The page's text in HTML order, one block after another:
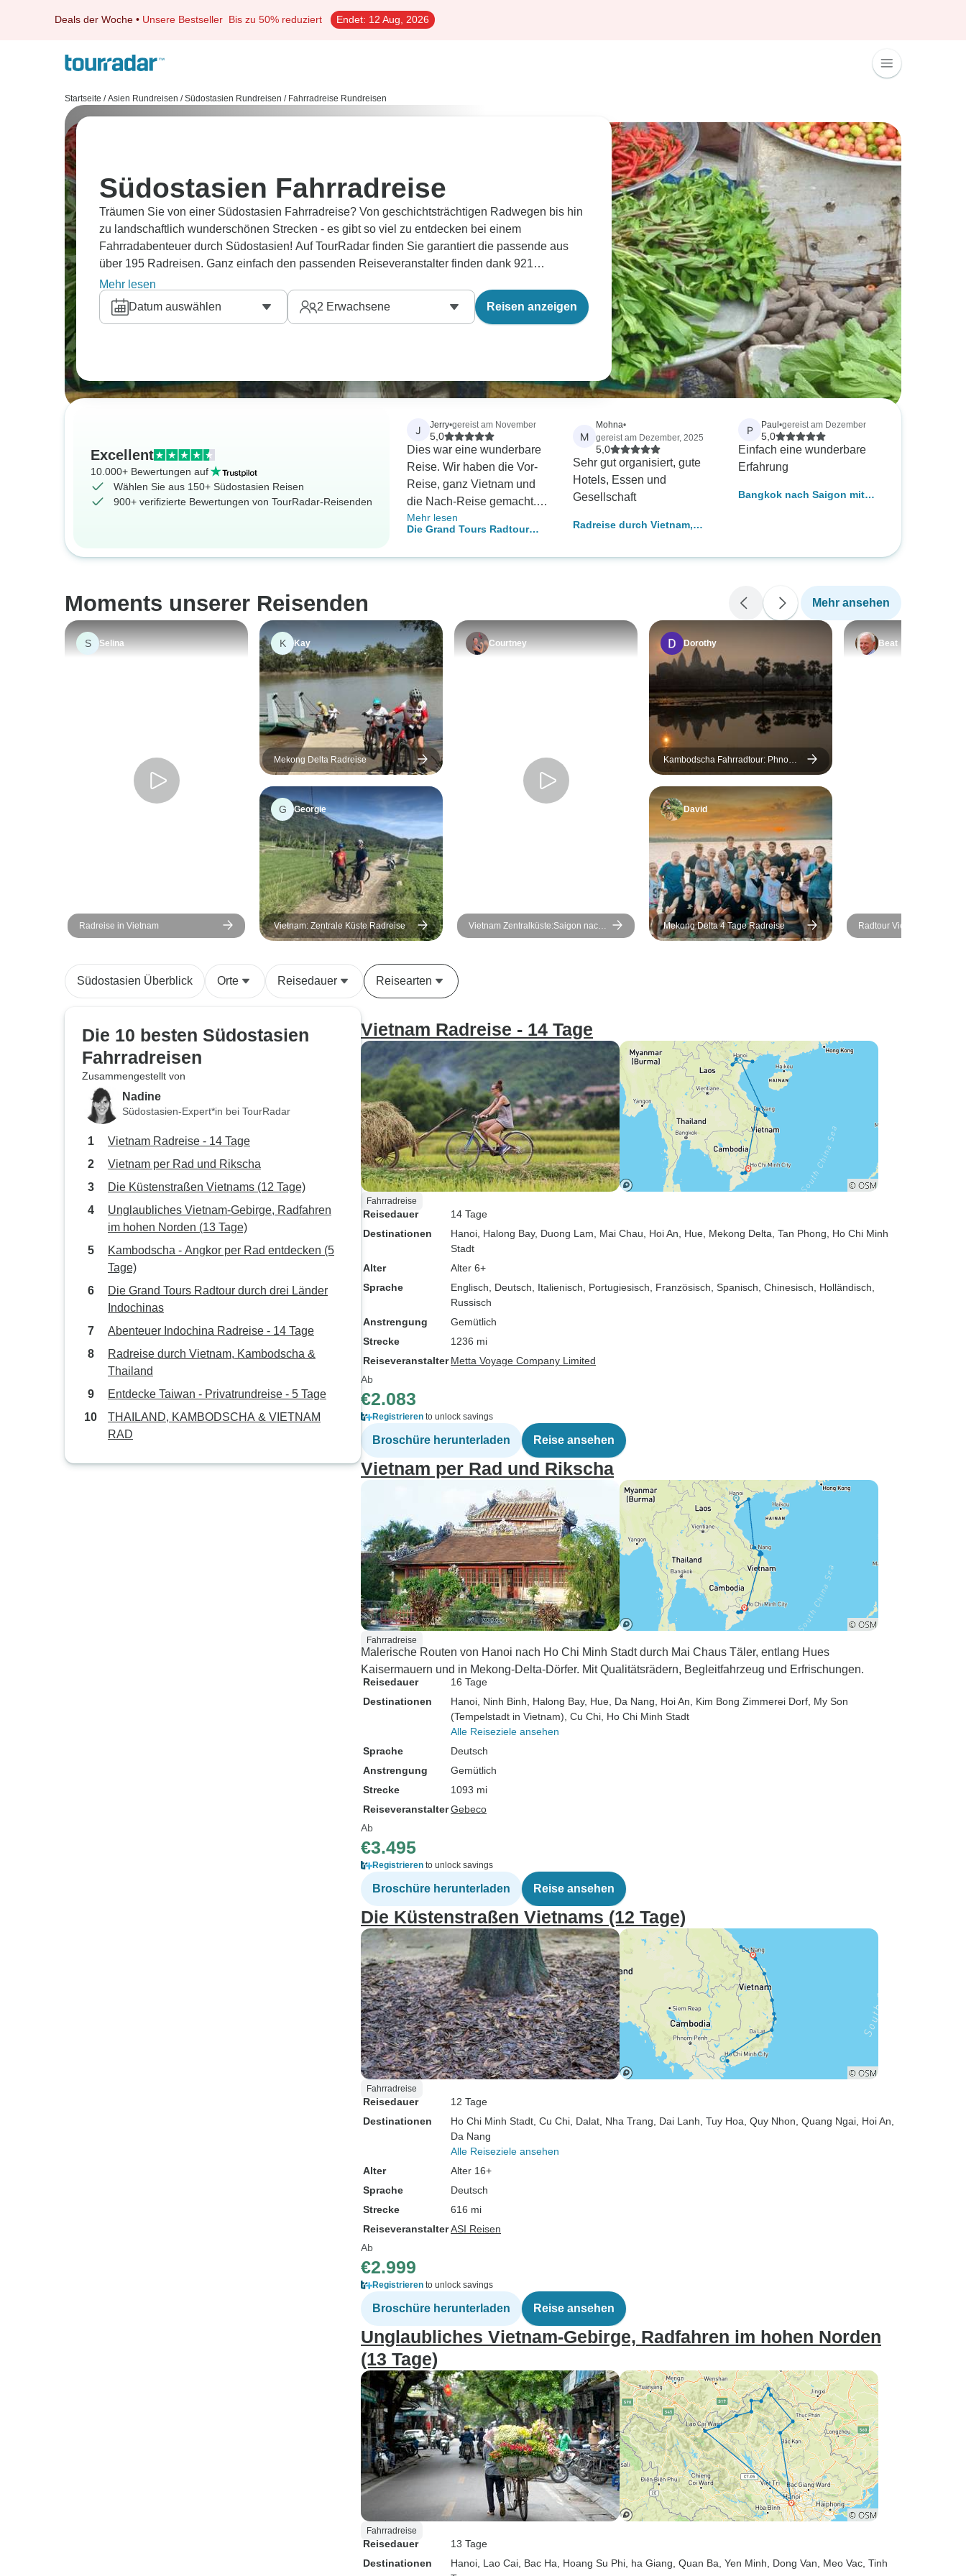
Deals der Woche • Unsere Bestseller Bis zu 50% reduziert Endet: 12 Aug, 2026
Startseite / Asien Rundreisen / Südostasien Rundreisen / Fahrradreise Rundreisen
Südostasien Fahrradreise
Träumen Sie von einer Südostasien Fahrradreise? Von geschichtsträchtigen Radwegen bis hin
zu landschaftlich wunderschönen Strecken - es gibt so viel zu entdecken bei einem
Fahrradabenteuer durch Südostasien! Auf TourRadar finden Sie garantiert die passende aus
über 195 Radreisen. Ganz einfach den passenden Reiseveranstalter finden dank 921
Erfahrungsberichten.
Mehr lesen
Datum auswählen
2 Erwachsene Reisen anzeigen
Excellent
10.000+ Bewertungen auf
Wählen Sie aus 150+ Südostasien Reisen
900+ verifizierte Bewertungen von TourRadar-Reisenden
J Jerry•gereist am November
5,0
Dies war eine wunderbare
Reise. Wir haben die Vor-
Reise, ganz Vietnam und
die Nach-Reise gemacht.
Sie hätte nicht besser
geplant und organisiert
Abfahrtsort gebracht. Die
Reiseleiter waren
sachkundig, hilfsbereit und
zuvorkommend. Jede der
angebotenen Mahlzeiten in
Vietnam war ausgezeichnet
und wir lernten das Beste
der vietnamesischen Küche
kennen. Die Vorschläge für
Restaurants in Bangkok,
Siem Reap und den nicht
angebotenen Restaurants
ausgezeichnet.
Mehr lesen
Die Grand Tours Radtour
Indochinas
M
Mohna•
gereist am Dezember, 2025
5,0
Sehr gut organisiert, gute
Hotels, Essen und
Gesellschaft
Radreise durch Vietnam,
P Paul•gereist am Dezember
5,0
Einfach eine wunderbare
Erfahrung
Bangkok nach Saigon mit
Moments unserer Reisenden Mehr ansehen
S Selina
Radreise in Vietnam
K Kay
Mekong Delta Radreise
G Georgie
Vietnam: Zentrale Küste Radreise
Courtney
Vietnam Zentralküste:Saigon nach
Hoi An Fahrrad - E - Bike
Dorothy
Kambodscha Fahrradtour: Phnom
Penh nach Angkor Wat
David
Mekong Delta 4 Tage Radreise
Beat
Radtour Vietnam Saigon -
E-Bike
Südostasien Überblick Orte Reisedauer Reisearten
Die 10 besten Südostasien
Fahrradreisen
Zusammengestellt von
Nadine
Südostasien-Expert*in bei TourRadar
Vietnam Radreise - 14 Tage
Vietnam per Rad und Rikscha
Die Küstenstraßen Vietnams (12 Tage)
Unglaubliches Vietnam-Gebirge, Radfahren
im hohen Norden (13 Tage)
Kambodscha - Angkor per Rad entdecken (5
Tage)
Die Grand Tours Radtour durch drei Länder
Indochinas
Abenteuer Indochina Radreise - 14 Tage
Radreise durch Vietnam, Kambodscha &
Thailand
Entdecke Taiwan - Privatrundreise - 5 Tage
THAILAND, KAMBODSCHA & VIETNAM
RAD
Vietnam Radreise - 14 Tage
Fahrradreise
Reisedauer
14 Tage
Destinationen
Hanoi , Halong Bay, Duong Lam , Mai Chau , Hoi An , Hue , Mekong Delta , Tan Phong , Ho Chi Minh
Stadt
Alter
Alter 6+
Sprache
Englisch, Deutsch, Italienisch, Portugiesisch, Französisch, Spanisch, Chinesisch, Holländisch,
Russisch
Anstrengung
Gemütlich
Strecke
1236 mi
Reiseveranstalter Metta Voyage Company Limited
Ab
€2.083
Registrieren to unlock savings
Broschüre herunterladen Reise ansehen
Vietnam per Rad und Rikscha
Fahrradreise
Malerische Routen von Hanoi nach Ho Chi Minh Stadt durch Mai Chaus Täler, entlang Hues
Kaisermauern und in Mekong-Delta-Dörfer. Mit Qualitätsrädern, Begleitfahrzeug und Erfrischungen.
Reisedauer
16 Tage
Destinationen
Hanoi , Ninh Binh , Halong Bay, Hue , Da Nang , Hoi An , Kim Bong Zimmerei Dorf , My Son
(Tempelstadt in Vietnam) , Cu Chi , Ho Chi Minh Stadt
Alle Reiseziele ansehen
Sprache
Deutsch
Anstrengung
Gemütlich
Strecke
1093 mi
ReiseveranstalterGebeco
Ab
€3.495
Registrieren to unlock savings
Broschüre herunterladen Reise ansehen
Die Küstenstraßen Vietnams (12 Tage)
Fahrradreise
Reisedauer
12 Tage
Destinationen
Ho Chi Minh Stadt , Cu Chi , Dalat , Nha Trang , Dai Lanh , Tuy Hoa , Quy Nhon , Quang Ngai , Hoi An
Da Nang
Alle Reiseziele ansehen
Alter
Alter 16+
Sprache
Deutsch
Strecke
616 mi
ReiseveranstalterASI Reisen
Ab
€2.999
Registrieren to unlock savings
Broschüre herunterladen Reise ansehen
Unglaubliches Vietnam-Gebirge, Radfahren im hohen Norden
(13 Tage)
Fahrradreise
Reisedauer
13 Tage
Destinationen
Hanoi , Lao Cai , Bac Ha , Hoang Su Phi , ha Giang , Quan Ba , Yen Minh , Dong Van , Meo Vac , Tinh